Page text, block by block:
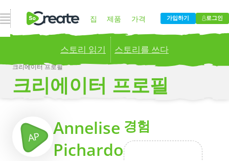
내비게이션 열기 집 제품 가격
블로그 회사
가입하기 로그인
스토리 읽기 스토리를 쓰다
Publish your stories to a global audience.
now!
크리에이터 프로필
크리에이터 프로필
AP
Annelise
Pichardo
경험